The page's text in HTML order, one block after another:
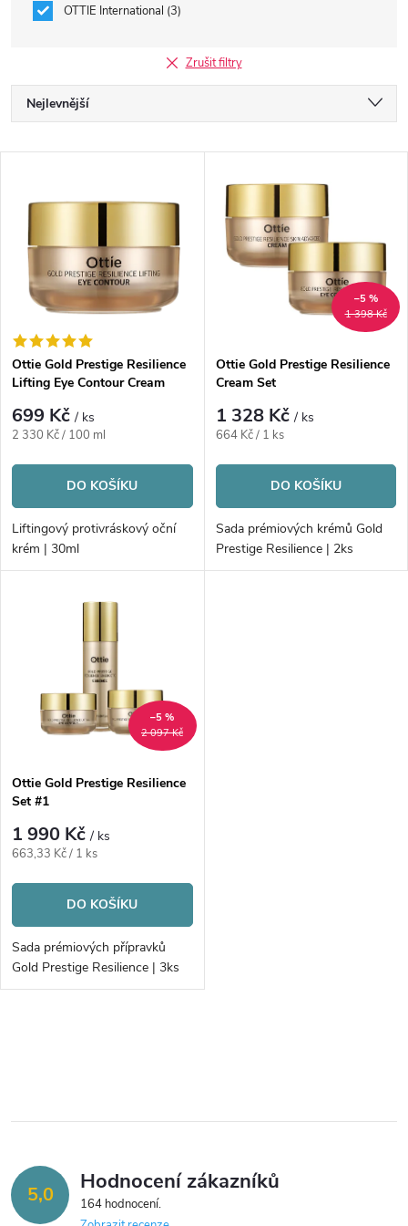
OTTIE International 3
Zrušit filtry
Ř
a
e
n
í
p
r
o
d
u
Nejlevnější
Abecedně
ý
p
s
p
r
o
d
u
Ottie Gold Prestige Resilience
Lifting Eye Contour Cream
699 Kč/ ks
Měrná
2 330 Kč / 100 ml
DO KOŠÍKU
Liftingový protivráskový oční
krém | 30ml
1 398 Kč
–5 %
Ottie Gold Prestige Resilience
Cream Set
1 328 Kč/ ks
Měrná
664 Kč / 1 ks
DO KOŠÍKU
Sada prémiových krémů Gold
Prestige Resilience | 2ks
2 097 Kč
–5 %
Ottie Gold Prestige Resilience
Set #1
1 990 Kč/ ks
Měrná
663,33 Kč / 1 ks
DO KOŠÍKU
Sada prémiových přípravků
Gold Prestige Resilience | 3ks
l
d 5,0 Hodnocení zákazníků
164 hodnocení